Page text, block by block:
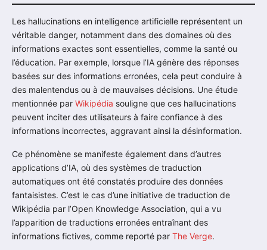
Les hallucinations en intelligence artificielle représentent un
véritable danger, notamment dans des domaines où des
informations exactes sont essentielles, comme la santé ou
l’éducation. Par exemple, lorsque l’IA génère des réponses
basées sur des informations erronées, cela peut conduire à
des malentendus ou à de mauvaises décisions. Une étude
mentionnée par Wikipédia souligne que ces hallucinations
peuvent inciter des utilisateurs à faire confiance à des
informations incorrectes, aggravant ainsi la désinformation.
Ce phénomène se manifeste également dans d’autres
applications d’IA, où des systèmes de traduction
automatiques ont été constatés produire des données
fantaisistes. C’est le cas d’une initiative de traduction de
Wikipédia par l’Open Knowledge Association, qui a vu
l’apparition de traductions erronées entraînant des
informations fictives, comme reporté par The Verge.